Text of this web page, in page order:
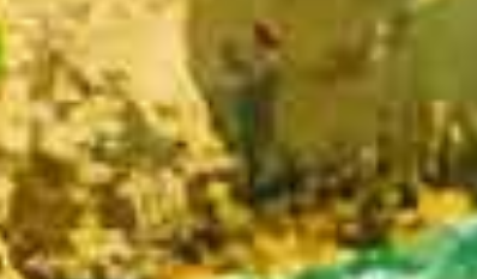
EUA
enas...experi